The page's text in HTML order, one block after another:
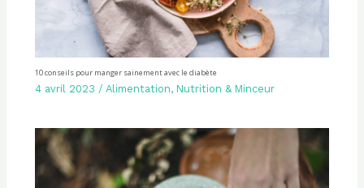
10 conseils pour manger sainement avec le diabète
4 avril 2023 / Alimentation, Nutrition & Minceur